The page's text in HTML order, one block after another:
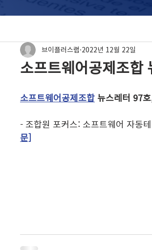
소프트웨어공제조합
브이플러스랩 2022년 12월 22일
소프트웨어공제조합 뉴스레터 97호
- 조합원 포커스: 소프트웨어 자동
문]